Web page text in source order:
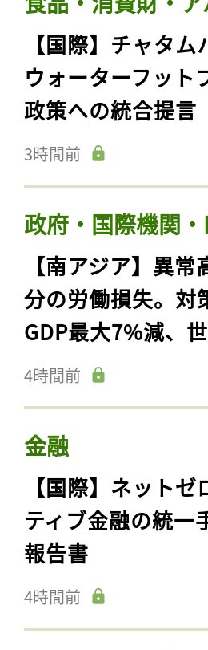
【国際】チャタ
ウォーターフット
政策への統合提言
3時間前
政府・国際機関・
【南アジア】異
分の労働損失。対
GDP最大7%減、
4時間前
金融
【国際】ネット
ティブ金融の統一
報告書
4時間前